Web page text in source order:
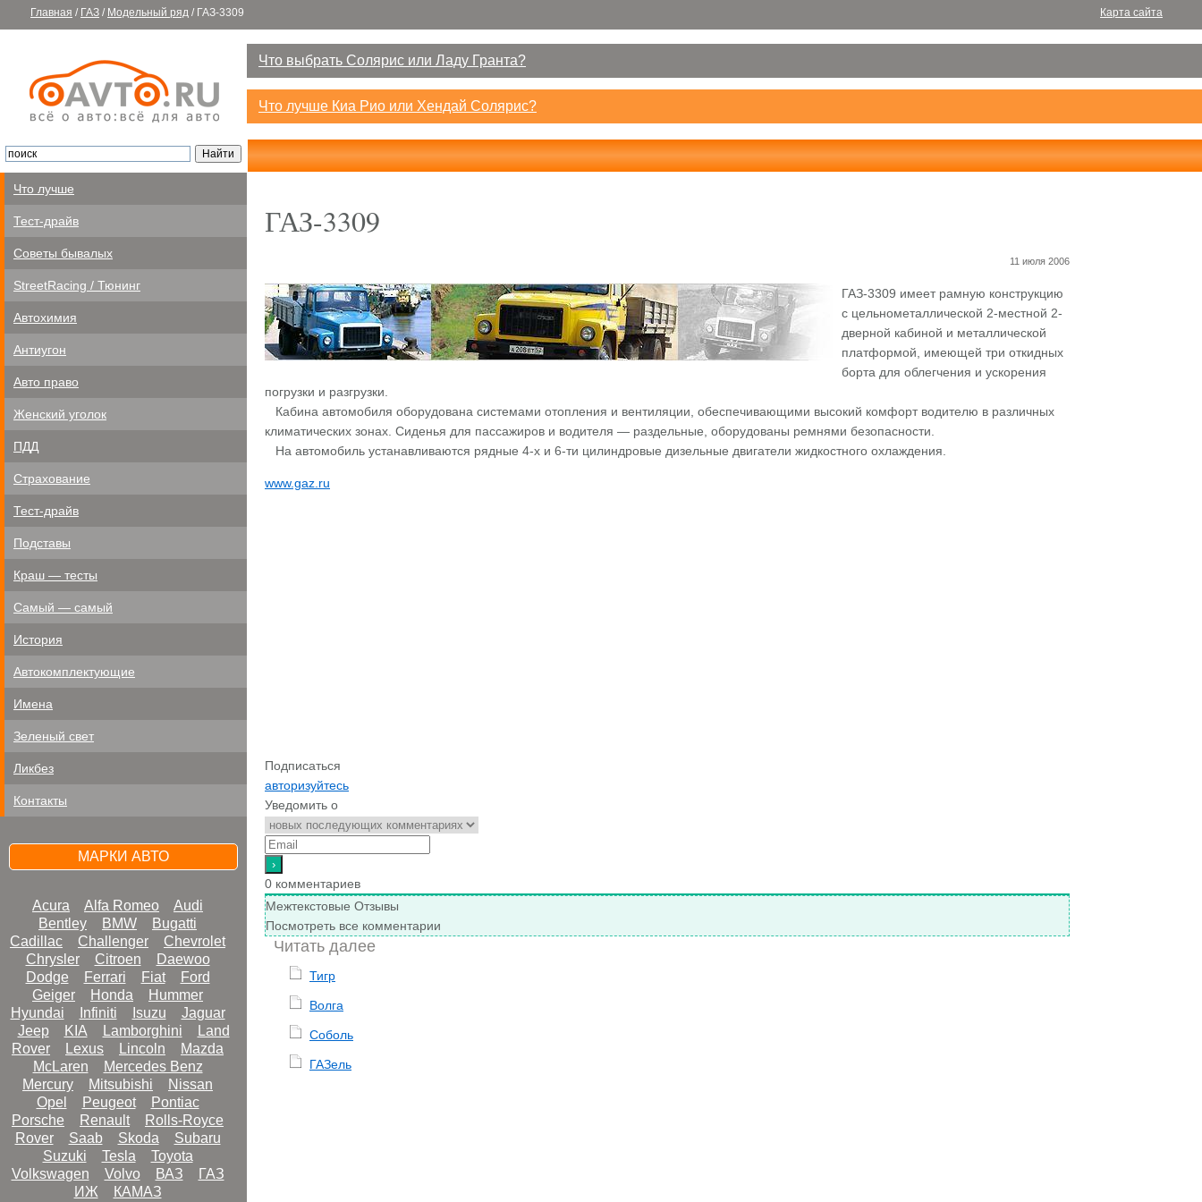
Главная / ГАЗ / Модельный ряд / ГАЗ-3309 Карта сайта
Что выбрать Солярис или Ладу Гранта?
Что лучше Киа Рио или Хендай Солярис?
Что лучше
Тест-драйв
Советы бывалых
StreetRacing / Тюнинг
Автохимия
Антиугон
Авто право
Женский уголок
ПДД
Страхование
Тест-драйв
Подставы
Краш — тесты
Самый — самый
История
Автокомплектующие
Имена
Зеленый свет
Ликбез
Контакты
МАРКИ АВТО
Acura Alfa Romeo
Audi
Bentley
BMW
Bugatti
Cadillac
Challenger
Chevrolet
Chrysler
Citroen
Daewoo
Dodge
Ferrari Fiat
Ford
Geiger
Honda
Hummer
Hyundai
Infiniti Isuzu
Jaguar
Jeep
KIA Lamborghini
Land
Rover
Lexus Lincoln
Mazda
McLaren
Mercedes Benz
Mercury
Mitsubishi
Nissan
Opel
Peugeot
Pontiac
Porsche
Renault
Rolls-Royce
Rover
Saab Skoda
Subaru
Suzuki
Tesla
Toyota
Volkswagen
Volvo ВАЗ
ГАЗ
ИЖ
КАМАЗ
ГАЗ-3309
11 июля 2006
ГАЗ-3309 имеет рамную конструкцию
с цельнометаллической 2-местной 2-
дверной кабиной и металлической
платформой, имеющей три откидных
борта для облегчения и ускорения
погрузки и разгрузки.
Кабина автомобиля оборудована системами отопления и вентиляции, обеспечивающими высокий комфорт водителю в различных
климатических зонах. Сиденья для пассажиров и водителя — раздельные, оборудованы ремнями безопасности.
На автомобиль устанавливаются рядные 4-х и 6-ти цилиндровые дизельные двигатели жидкостного охлаждения.
www.gaz.ru
Подписаться
авторизуйтесь
Уведомить о
0 комментариев
Межтекстовые Отзывы
Посмотреть все комментарии
Читать далее
Тигр
Волга
Соболь
ГАЗель